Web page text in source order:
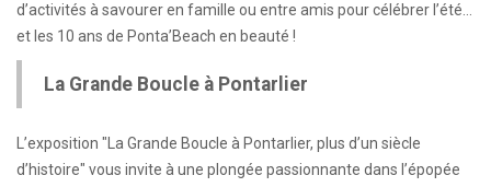
d’activités à savourer en famille ou entre amis pour célébrer l’été…
et les 10 ans de Ponta’Beach en beauté !
La Grande Boucle à Pontarlier
L’exposition "La Grande Boucle à Pontarlier, plus d’un siècle
d’histoire" vous invite à une plongée passionnante dans l’épopée